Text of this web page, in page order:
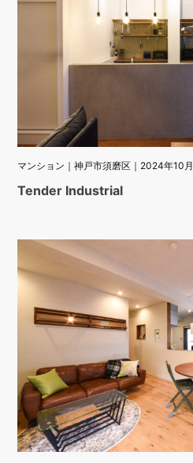
マンション｜神戸市須磨区｜2024年10月
Tender Industrial